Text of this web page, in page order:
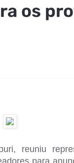
os
reuniu
para